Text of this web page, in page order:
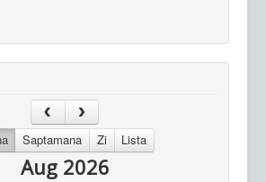
Saptamana Zi Lista
Aug 2026